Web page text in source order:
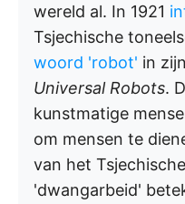
wereld al. In 1921
Tsjechische
woord 'robot' in
Universal Robots.
kunstmatige
om mensen te
van het
'dwangarbeid'